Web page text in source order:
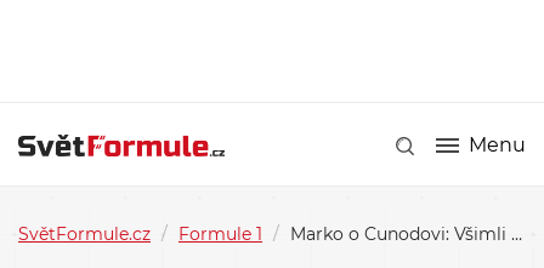
Menu
SvětFormule.cz / Formule 1 / Marko o Cunodovi: Všimli jsme si zlepšení